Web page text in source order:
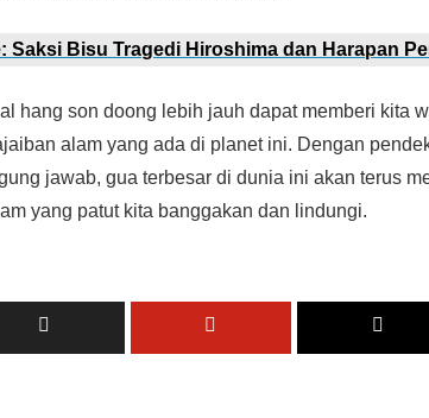
Saksi Bisu Tragedi Hiroshima dan Harapan
hang son doong lebih jauh dapat memberi kita
alam yang ada di planet ini. Dengan
jawab, gua terbesar di dunia ini akan terus
yang patut kita banggakan dan lindungi.